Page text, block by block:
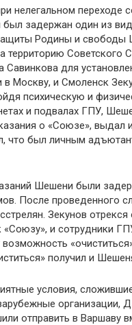
нелегальном переходе
был задержан один из
Родины и свободы
территорию Советского
Савинкова для
в Москву, и Смоленск
психическую и
и подвалах ГПУ,
о «Союзе», выдал
что был личным
Шешени были
После проведенного
Зекунов отрекся
«Союзу», и сотрудники
получил и
условия,
организации,
отправить в Варшаву